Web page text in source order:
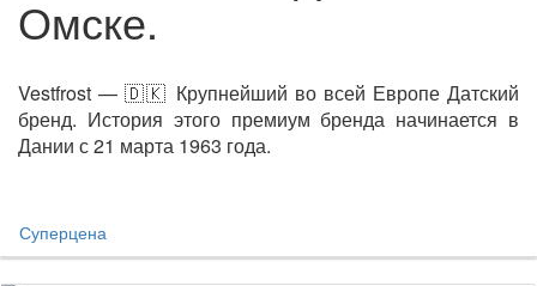
Омске.
Vestfrost — 🇩🇰 Крупнейший во всей Европе Датский
бренд. История этого премиум бренда начинается в
Дании с 21 марта 1963 года.
Суперцена